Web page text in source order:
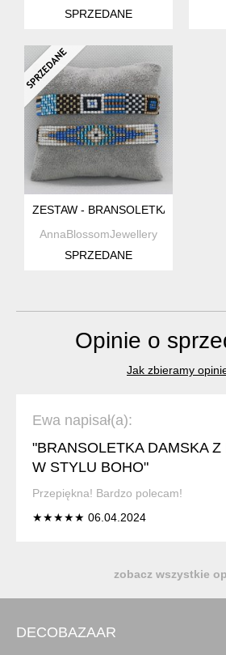
SPRZEDANE
ZESTAW - BRANSOLETKA
AnnaBlossomJewellery
SPRZEDANE
Opinie o
Jak zbieramy
Ewa napisał(a):
"BRANSOLETKA DAMSKA
W STYLU BOHO"
Przepiękna! Bardzo polecam!
★★★★★ 06.04.2024
zobacz wszystkie
DECOBAZAAR